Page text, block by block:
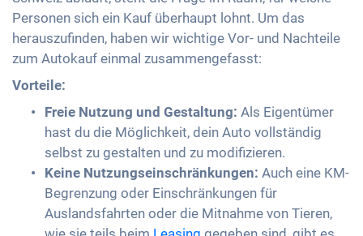
Personen sich ein Kauf überhaupt lohnt. Um das
herauszufinden, haben wir wichtige Vor- und Nachteile
zum Autokauf einmal zusammengefasst:
Vorteile:
Freie Nutzung und Gestaltung: Als Eigentümer
hast du die Möglichkeit, dein Auto vollständig
selbst zu gestalten und zu modifizieren.
Keine Nutzungseinschränkungen: Auch eine KM-
Begrenzung oder Einschränkungen für
Auslandsfahrten oder die Mitnahme von Tieren,